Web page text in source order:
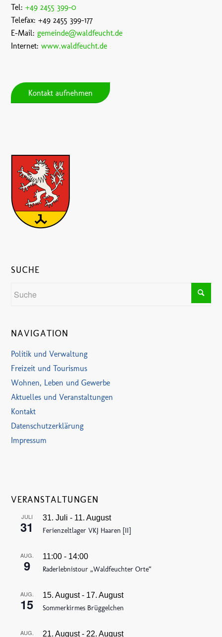
Tel:+49 2455 399-0
Telefax: +49 2455 399-177
E-Mail: gemeinde@waldfeucht.de
Internet:www.waldfeucht.de
Kontakt aufnehmen
SUCHE
NAVIGATION
Politik und Verwaltung
Freizeit und Tourismus
Wohnen, Leben und Gewerbe
Aktuelles und Veranstaltungen
Kontakt
Datenschutzerklärung
Impressum
VERANSTALTUNGEN
JULI
31
31. Juli - 11. August
Ferienzeltlager VKJ Haaren [II]
AUG.
9
11:00 - 14:00
Raderlebnistour „Waldfeuchter Orte“
AUG.
15
15. August- 17. August
Sommerkirmes Brüggelchen
AUG. 21. August- 22. August